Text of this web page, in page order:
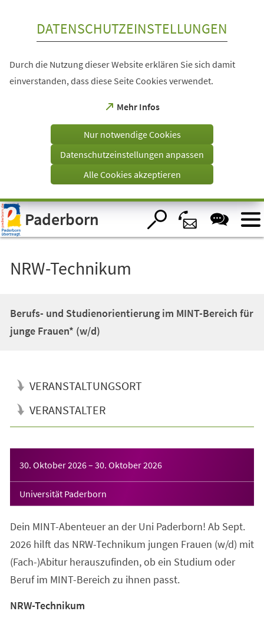
Visuelle
Assistenzsoftware
öffnen.
DATENSCHUTZEINSTELLUNGEN
Durch die Nutzung dieser Website erklären Sie sich damit
einverstanden, dass diese Seite Cookies verwendet.
Mehr Infos
(Öffnet
einem
Tab)
Nur notwendige Cookies
Datenschutzeinstellungen anpassen
Alle Cookies akzeptieren
Paderborn
NRW-Technikum
Berufs- und Studienorientierung im MINT-Bereich für
junge Frauen* (w/d)
VERANSTALTUNGSORT
VERANSTALTER
30. Oktober 2026– 30. Oktober 2026
Universität Paderborn
Dein MINT-Abenteuer an der Uni Paderborn! Ab Sept.
2026 hilft das NRW-Technikum jungen Frauen (w/d) mit
(Fach-)Abitur herauszufinden, ob ein Studium oder
Beruf im MINT-Bereich zu ihnen passt.
NRW-Technikum